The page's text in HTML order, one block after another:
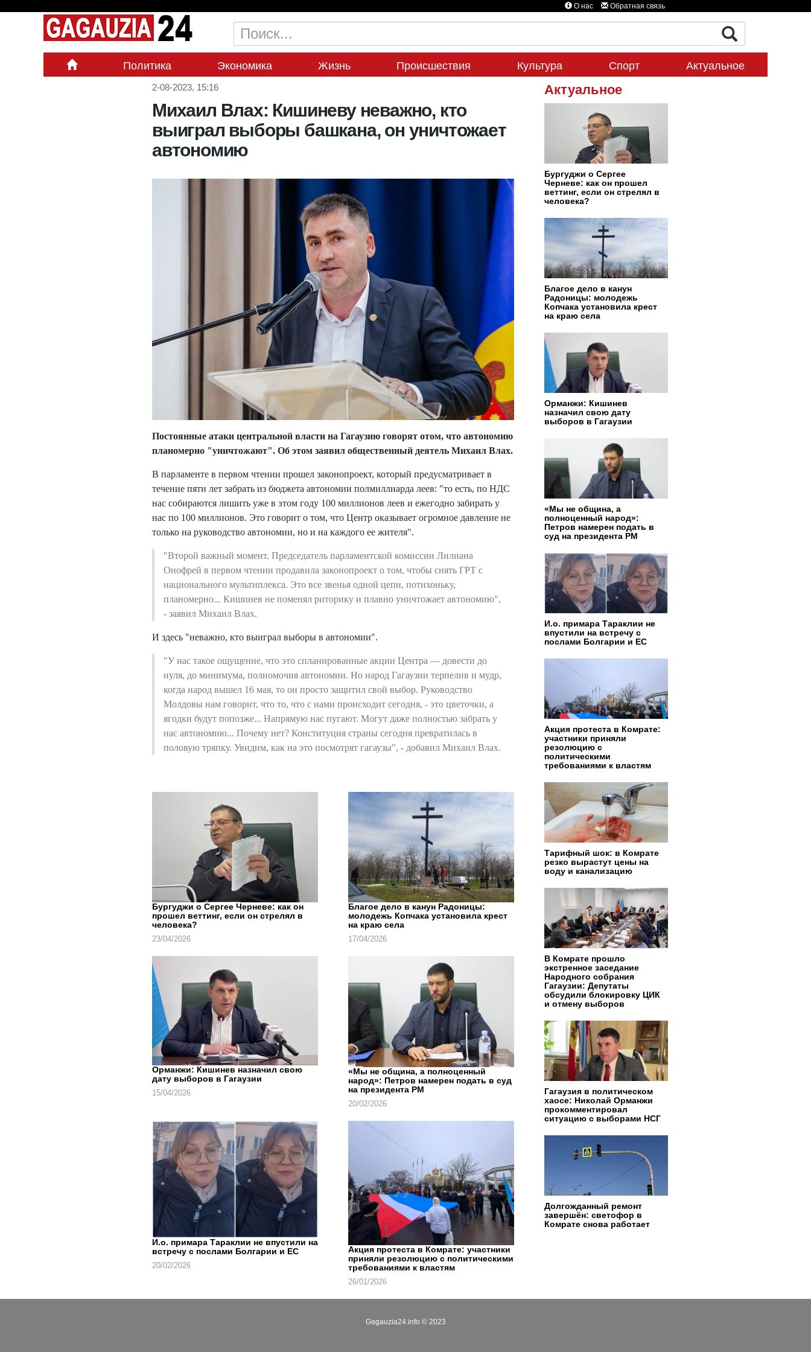
О нас Обратная связь
Политика Экономика Жизнь Происшествия Культура Спорт Актуальное
2-08-2023, 15:16
Михаил Влах: Кишиневу неважно, кто
выиграл выборы башкана, он уничтожает
автономию
Постоянные атаки центральной власти на Гагаузию говорят отом, что автономию
планомерно "уничтожают". Об этом заявил общественный деятель Михаил Влах.
В парламенте в первом чтении прошел законопроект, который предусматривает в
течение пяти лет забрать из бюджета автономии полмиллиарда леев: "то есть, по НДС
нас собираются лишить уже в этом году 100 миллионов леев и ежегодно забирать у
нас по 100 миллионов. Это говорит о том, что Центр оказывает огромное давление не
только на руководство автономии, но и на каждого ее жителя".
"Второй важный момент. Председатель парламентской комиссии Лилиана
Онофрей в первом чтении продавила законопроект о том, чтобы снять ГРТ с
национального мультиплекса. Это все звенья одной цепи, потихоньку,
планомерно... Кишинев не поменял риторику и плавно уничтожает автономию",
- заявил Михаил Влах.
И здесь "неважно, кто выиграл выборы в автономии".
"У нас такое ощущение, что это спланированные акции Центра — довести до
нуля, до минимума, полномочия автономии. Но народ Гагаузии терпелив и мудр,
когда народ вышел 16 мая, то он просто защитил свой выбор. Руководство
Молдовы нам говорит, что то, что с нами происходит сегодня, - это цветочки, а
ягодки будут попозже... Напрямую нас пугают. Могут даже полностью забрать у
нас автономию... Почему нет? Конституция страны сегодня превратилась в
половую тряпку. Увидим, как на это посмотрят гагаузы", - добавил Михаил Влах.
Бургуджи о Сергее Черневе: как он
прошел веттинг, если он стрелял в
человека?
23/04/2026
Благое дело в канун Радоницы:
молодежь Копчака установила крест
на краю села
17/04/2026
Орманжи: Кишинев назначил свою
дату выборов в Гагаузии
15/04/2026
«Мы не община, а полноценный
народ»: Петров намерен подать в суд
на президента РМ
20/02/2026
И.о. примара Тараклии не впустили на
встречу с послами Болгарии и ЕС
20/02/2026
Акция протеста в Комрате: участники
приняли резолюцию с политическими
требованиями к властям
26/01/2026
Актуальное
Бургуджи о Сергее
Черневе: как он прошел
веттинг, если он стрелял в
человека?
Благое дело в канун
Радоницы: молодежь
Копчака установила крест
на краю села
Орманжи: Кишинев
назначил свою дату
выборов в Гагаузии
«Мы не община, а
полноценный народ»:
Петров намерен подать в
суд на президента РМ
И.о. примара Тараклии не
впустили на встречу с
послами Болгарии и ЕС
Акция протеста в Комрате:
участники приняли
резолюцию с
политическими
требованиями к властям
Тарифный шок: в Комрате
резко вырастут цены на
воду и канализацию
В Комрате прошло
экстренное заседание
Народного собрания
Гагаузии: Депутаты
обсудили блокировку ЦИК
и отмену выборов
Гагаузия в политическом
хаосе: Николай Орманжи
прокомментировал
ситуацию с выборами НСГ
Долгожданный ремонт
завершён: светофор в
Комрате снова работает
Gagauzia24.info © 2023